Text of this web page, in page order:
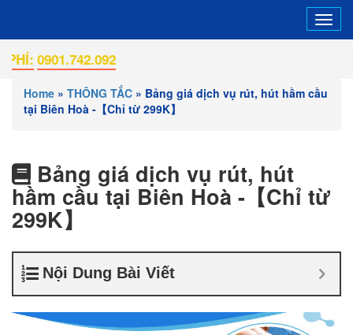
Home » THÔNG TẮC » Bảng giá dịch vụ rút, hút hầm cầu
tại Biên Hoà -【Chỉ từ 299K】
Bảng giá dịch vụ rút, hút
hầm cầu tại Biên Hoà -【Chỉ từ
299K】
Nội Dung Bài Viết